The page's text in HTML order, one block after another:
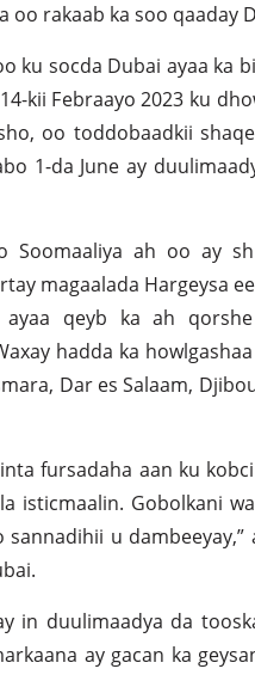
oo rakaab ka soo qaaday
ku socda Dubai ayaa ka
kii Febraayo 2023 ku
oo toddobaadkii
1-da June ay
Soomaaliya ah oo ay
magaalada Hargeysa
ayaa qeyb ka ah
hadda ka
Dar es Salaam,
fursadaha aan ku
isticmaalin. Gobolkani
u
in duulimaadya da
ay gacan ka